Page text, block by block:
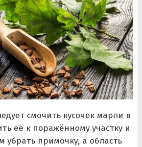
смочить кусочек марли в
её к поражённому участку и
убрать примочку, а область